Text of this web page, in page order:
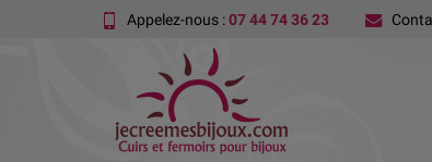
Appelez-nous :07 44 74 36 23